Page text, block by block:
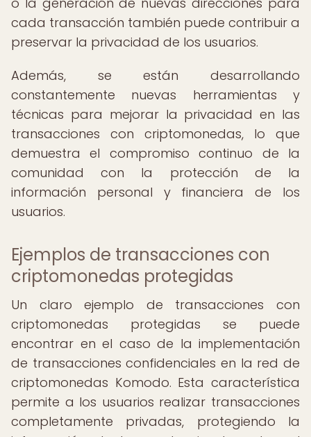
cada transacción también puede contribuir a
preservar la privacidad de los usuarios.
Además, se están desarrollando
constantemente nuevas herramientas y
técnicas para mejorar la privacidad en las
transacciones con criptomonedas, lo que
demuestra el compromiso continuo de la
comunidad con la protección de la
información personal y financiera de los
usuarios.
Ejemplos de transacciones con
criptomonedas protegidas
Un claro ejemplo de transacciones con
criptomonedas protegidas se puede
encontrar en el caso de la implementación
de transacciones confidenciales en la red de
criptomonedas Komodo. Esta característica
permite a los usuarios realizar transacciones
completamente privadas, protegiendo la